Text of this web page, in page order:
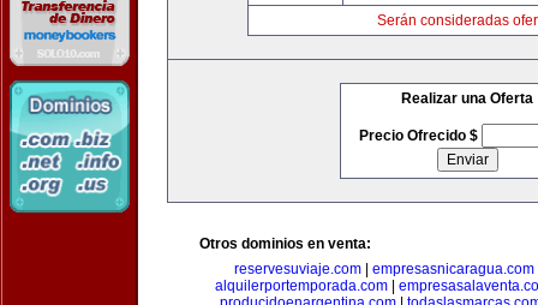
Serán consideradas
Realizar una Oferta
Precio Ofrecido $
Otros dominios en venta:
reservesuviaje.com| empresasnicaragua.com
alquilerportemporada.com